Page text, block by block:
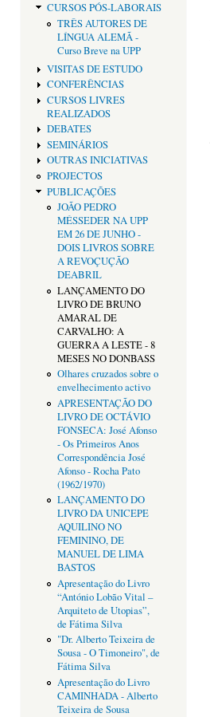
CURSOS PÓS-LABORAIS
TRÊS AUTORES DE
LÍNGUA ALEMÃ -
Curso Breve na UPP
VISITAS DE ESTUDO
CONFERÊNCIAS
CURSOS LIVRES
REALIZADOS
DEBATES
SEMINÁRIOS
OUTRAS INICIATIVAS
PROJECTOS
PUBLICAÇÕES
JOÃO PEDRO
MÉSSEDER NA UPP
EM 26 DE JUNHO -
DOIS LIVROS SOBRE
A REVOÇUÇÃO
DEABRIL
LANÇAMENTO DO
LIVRO DE BRUNO
AMARAL DE
CARVALHO: A
GUERRA A LESTE - 8
MESES NO DONBASS
Olhares cruzados sobre o
envelhecimento activo
APRESENTAÇÃO DO
LIVRO DE OCTÁVIO
FONSECA: José Afonso
- Os Primeiros Anos
Correspondência José
Afonso - Rocha Pato
(1962/1970)
LANÇAMENTO DO
LIVRO DA UNICEPE
AQUILINO NO
FEMININO, DE
MANUEL DE LIMA
BASTOS
Apresentação do Livro
“António Lobão Vital –
Arquiteto de Utopias”,
de Fátima Silva
"Dr. Alberto Teixeira de
Sousa - O Timoneiro", de
Fátima Silva
Apresentação do Livro
CAMINHADA - Alberto
Teixeira de Sousa